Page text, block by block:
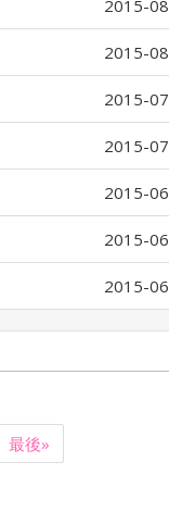
2015-
2015-
2015-
2015-
2015-
2015-
2015-
最後»